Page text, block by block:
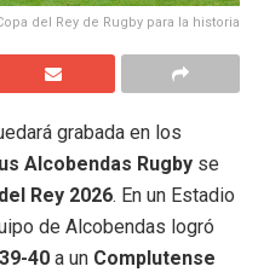
del Rey de Rugby para la historia
grabada en los
Alcobendas Rugby se
Rey 2026. En un Estadio
de Alcobendas logró
39-40 a un Complutense